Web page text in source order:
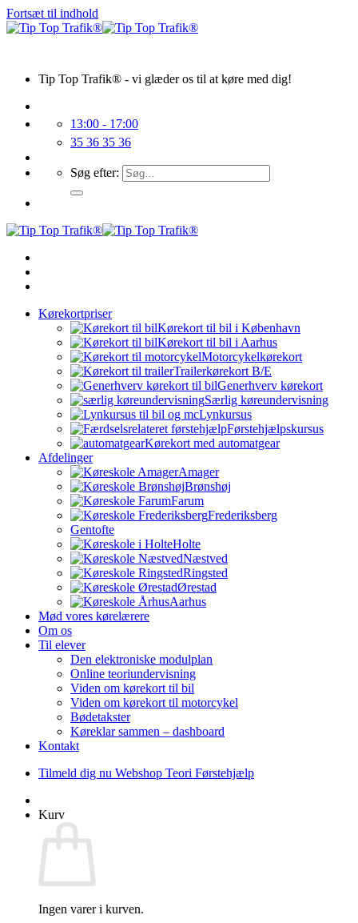
Fortsæt til indhold
Tip Top Trafik® - vi glæder os til at køre med dig!
13:00 - 17:00
35 36 35 36
Søg efter:
Kørekortpriser
Kørekort til bil i København
Kørekort til bil i Aarhus
Motorcykelkørekort
Trailerkørekort B/E
Generhverv kørekort
Særlig køreundervisning
Lynkursus
Førstehjælpskursus
Kørekort med automatgear
Afdelinger
Amager
Brønshøj
Farum
Frederiksberg
Gentofte
Holte
Næstved
Ringsted
Ørestad
Aarhus
Mød vores kørelærere
Om os
Til elever
Den elektroniske modulplan
Online teoriundervisning
Viden om kørekort til bil
Viden om kørekort til motorcykel
Bødetakster
Køreklar sammen – dashboard
Kontakt
Tilmeld dig nu Webshop Teori Førstehjælp
Kurv
Ingen varer i kurven.